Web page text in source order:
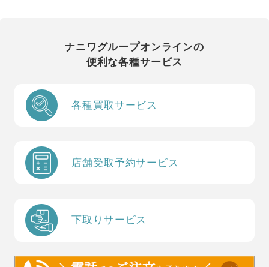
ナニワグループオンラインの
便利な各種サービス
各種買取サービス
店舗受取予約サービス
下取りサービス